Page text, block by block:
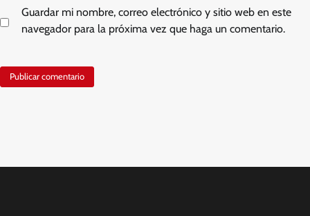
Guardar mi nombre, correo electrónico y sitio web en este
navegador para la próxima vez que haga un comentario.